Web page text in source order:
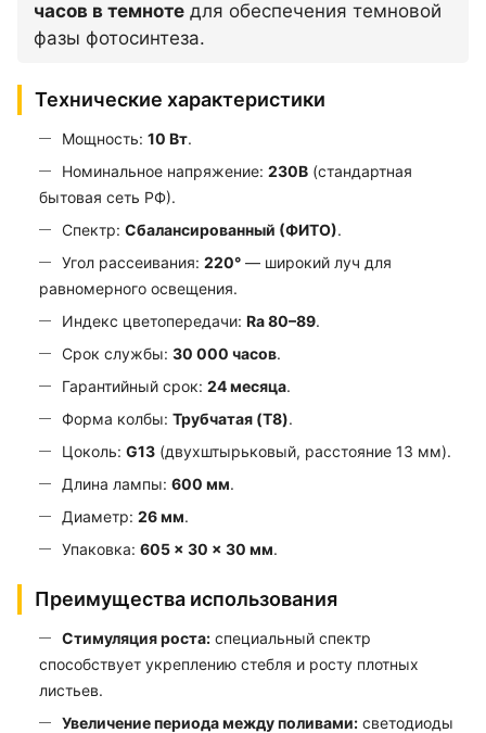
часов в темноте для обеспечения темновой
фазы фотосинтеза.
Технические характеристики
Мощность: 10 Вт.
Номинальное напряжение: 230В (стандартная
бытовая сеть РФ).
Спектр: Сбалансированный (ФИТО).
Угол рассеивания: 220° — широкий луч для
равномерного освещения.
Индекс цветопередачи: Ra 80–89.
Срок службы: 30 000 часов.
Гарантийный срок: 24 месяца.
Форма колбы: Трубчатая (T8).
Цоколь: G13 (двухштырьковый, расстояние 13 мм).
Длина лампы: 600 мм.
Диаметр: 26 мм.
Упаковка: 605 × 30 × 30 мм.
Преимущества использования
Стимуляция роста: специальный спектр
способствует укреплению стебля и росту плотных
листьев.
Увеличение периода между поливами: светодиоды